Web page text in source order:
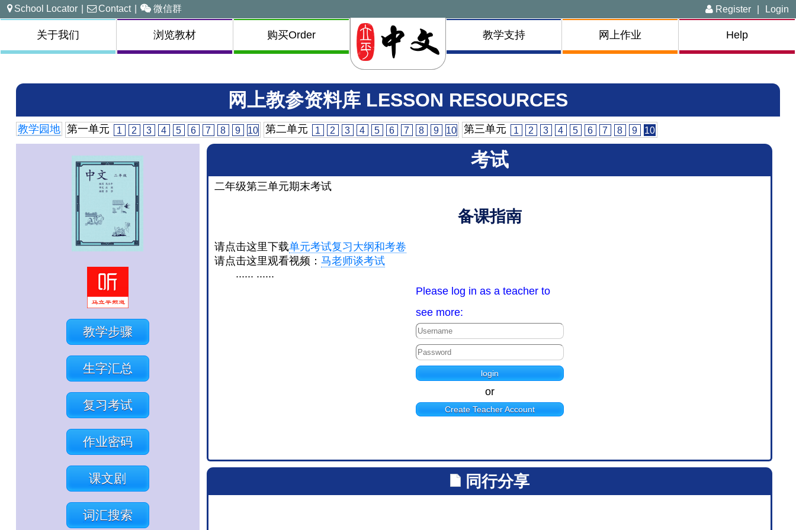
School Locator | Contact | 微信群 Register | Login
关于我们 浏览教材 购买Order 教学支持 网上作业 Help
网上教参资料库 LESSON RESOURCES
教学园地 第一单元 1 2 3 4 5 6 7 8 9 10 第二单元 1 2 3 4 5 6 7 8 9 10 第三单元 1 2 3 4 5 6 7 8 9 10
教学步骤
生字汇总
复习考试
作业密码
课文剧
词汇搜索
考试
二年级第三单元期末考试
备课指南
请点击这里下载单元考试复习大纲和考卷
请点击这里观看视频： 马老师谈考试
...... ......
Please log in as a teacher to
see more:
or
Create Teacher Account
同行分享